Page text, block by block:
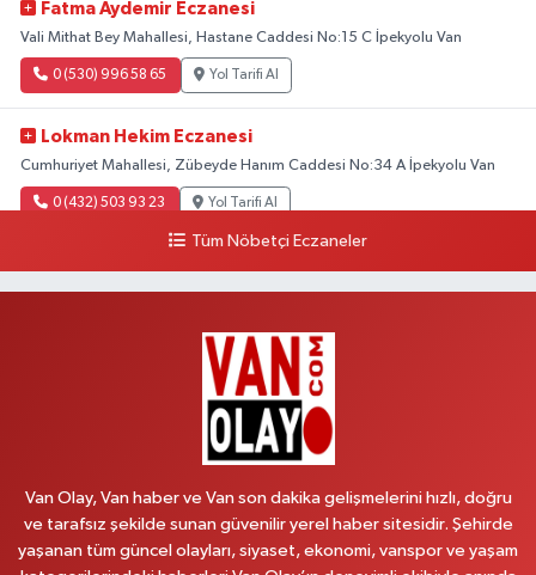
Fatma Aydemir Eczanesi
Vali Mithat Bey Mahallesi, Hastane Caddesi No:15 C İpekyolu Van
0 (530) 996 58 65 Yol Tarifi Al
Lokman Hekim Eczanesi
Cumhuriyet Mahallesi, Zübeyde Hanım Caddesi No:34 A İpekyolu Van
0 (432) 503 93 23 Yol Tarifi Al
Vanyolu Mahallesi, Kara Yusuf Bey Bulvarı No:102 F Erciş Van
Yol Tarifi Al
Cumhuriyet Mahallesi, Konak Sokak No:6 Gürpınar Van
Yol Tarifi Al
Yiğit Eczanesi
Hatuniye Mahallesi, Asmin Sokak No:3 A İpekyolu Van
Tüm Nöbetçi Eczaneler
Van Olay, Van haber ve Van son dakika gelişmelerini hızlı, doğru
ve tarafsız şekilde sunan güvenilir yerel haber sitesidir. Şehirde
yaşanan tüm güncel olayları, siyaset, ekonomi, vanspor ve yaşam